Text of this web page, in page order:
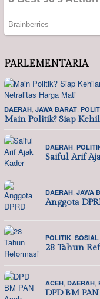
PARLEMENTARIA
DAERAH, JAWA BARAT,
Main Politik? Siap
DAERAH,
Saiful Arif
DAERAH, JAWA
Anggota
POLITIK,
28 Tahun
ACEH, DAERAH,
DPD BM